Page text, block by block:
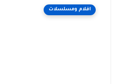
افلام ومسلسلات